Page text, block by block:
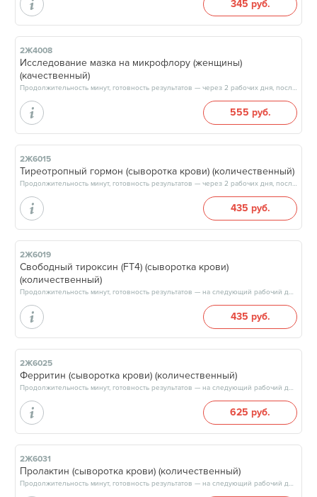
345 руб.
2Ж4008
Исследование мазка на микрофлору (женщины)
(качественный)
Продолжительность минут, готовность результатов — через 2 рабочих дня, после 17:00
555 руб.
2Ж6015
Тиреотропный гормон (сыворотка крови) (количественный)
Продолжительность минут, готовность результатов — через 2 рабочих дня, после 17:00
435 руб.
2Ж6019
Свободный тироксин (FT4) (сыворотка крови)
(количественный)
Продолжительность минут, готовность результатов — на следующий рабочий день, после 17:00
435 руб.
2Ж6025
Ферритин (сыворотка крови) (количественный)
Продолжительность минут, готовность результатов — на следующий рабочий день, после 17:00
625 руб.
2Ж6031
Пролактин (сыворотка крови) (количественный)
Продолжительность минут, готовность результатов — на следующий рабочий день, после 17:00